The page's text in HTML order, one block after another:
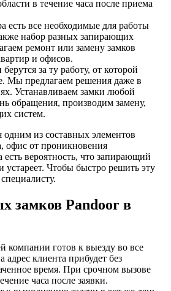
в течение часа после приема
есть все необходимые для работы
набор разных запирающих
ремонт или замену замков
и офисов.
за ту работу, от которой
Мы предлагаем решения даже в
Устанавливаем замки любой
обращения, производим замену,
систем.
одним из составных элементов
офис от проникновения
вероятность, что запирающий
устареет. Чтобы быстро решить эту
замков Pandoor в
компании готов к выезду во все
клиента прибудет без
время. При срочном вызове
часа после заявки.